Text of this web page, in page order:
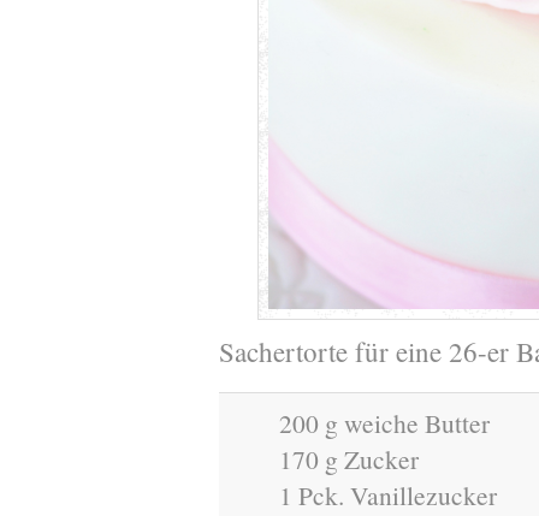
Sachertorte für eine 26-er
200 g weiche Butter
170 g Zucker
1 Pck. Vanillezucker